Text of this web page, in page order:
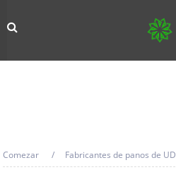
Comezar Fabricantes de panos de UD